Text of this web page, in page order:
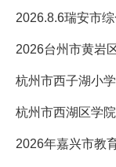
2026台州市黄岩
杭州市西子湖小
杭州市西湖区学